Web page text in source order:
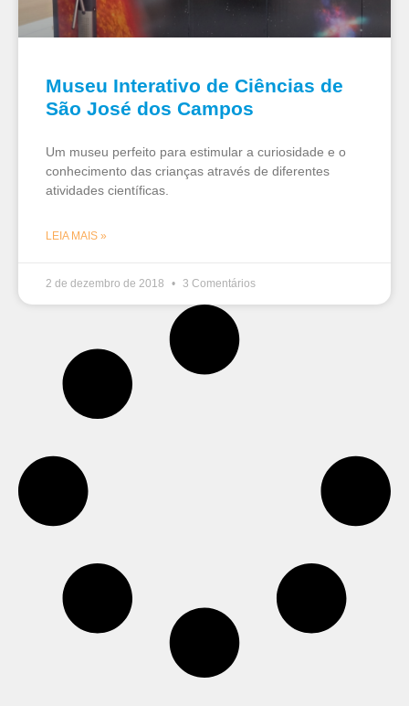
Museu Interativo de Ciências de
São José dos Campos
Um museu perfeito para estimular a curiosidade e o
conhecimento das crianças através de diferentes
atividades científicas.
LEIA MAIS »
2 de dezembro de 2018 3 Comentários